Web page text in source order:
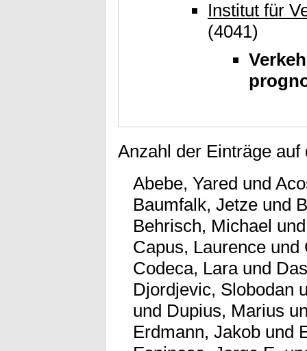
Institut für
(4041)
Anzahl der Einträge
Abebe, Yared und
Baumfalk, Jetze und
Behrisch, Michael
Capus, Laurence und
Codeca, Laraund
Djordjevic, Slobodan
und Dupius, Marius
Erdmann, Jakob und